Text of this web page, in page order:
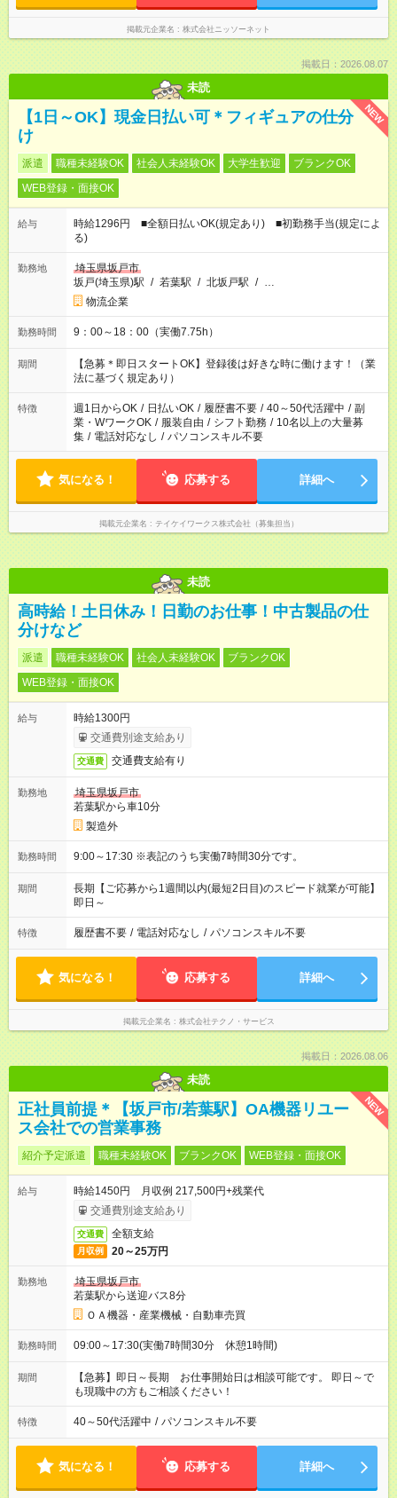
掲載元企業名 株式会社ニッソーネット
掲載日：2026.08.07
未読
NEW
【1日～OK】現金日払い可＊フィギュアの仕分
け
派遣 職種未経験OK 社会人未経験OK 大学生歓迎
ブランクOK
WEB登録・面接OK
給与
時給1296円 ■全額日払いOK(規定あり) ■初勤務手当(規定によ
る)
勤務地
埼玉県坂戸市
坂戸(埼玉県)駅 / 若葉駅 / 北坂戸駅 / …
物流企業
勤務時間 9：00～18：00（実働7.75h）
期間
【急募＊即日スタートOK】登録後は好きな時に働けます！（業
法に基づく規定あり）
特徴 週1日からOK / 日払いOK / 履歴書不要 / 40～50代活躍中 / 副
業・WワークOK / 服装自由 / シフト勤務 / 10名以上の大量募
集 / 電話対応なし / パソコンスキル不要
気になる！ 応募する 詳細へ
掲載元企業名 テイケイワークス株式会社（募集担当）
未読
高時給！土日休み！日勤のお仕事！中古製品の仕
分けなど
派遣 職種未経験OK 社会人未経験OK
ブランクOK
WEB登録・面接OK
給与
時給1300円
交通費別途支給あり
交通費 交通費支給有り
勤務地
埼玉県坂戸市
若葉駅から車10分
製造外
勤務時間 9:00～17:30 ※表記のうち実働7時間30分です。
期間
長期【ご応募から1週間以内(最短2日目)のスピード就業が可能】
即日～
特徴 履歴書不要 / 電話対応なし / パソコンスキル不要
気になる！ 応募する 詳細へ
掲載元企業名 株式会社テクノ・サービス
掲載日：2026.08.06
未読
NEW
正社員前提＊【坂戸市/若葉駅】OA機器リユー
ス会社での営業事務
紹介予定派遣 職種未経験OK ブランクOK WEB登録・面接OK
給与
時給1450円 月収例 217,500円+残業代
交通費別途支給あり
交通費 全額支給
月収例 20～25万円
勤務地
埼玉県坂戸市
若葉駅から送迎バス8分
ＯＡ機器・産業機械・自動車売買
勤務時間 09:00～17:30(実働7時間30分 休憩1時間)
期間
【急募】即日～長期 お仕事開始日は相談可能です。 即日～で
も現職中の方もご相談ください！
特徴 40～50代活躍中 / パソコンスキル不要
気になる！ 応募する 詳細へ